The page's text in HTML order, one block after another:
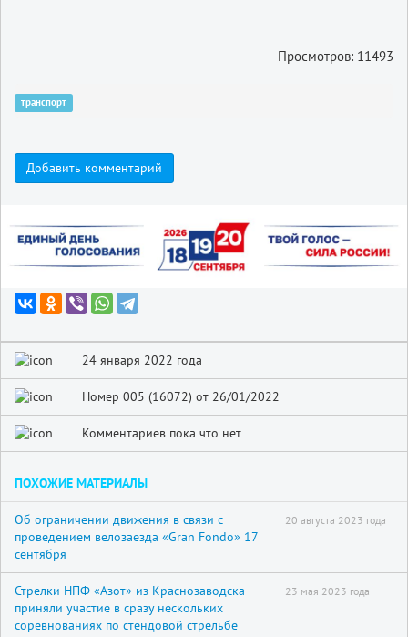
Просмотров: 11493
транспорт
Добавить комментарий
24 января 2022 года
Номер 005 (16072) от 26/01/2022
Комментариев пока что нет
ПОХОЖИЕ МАТЕРИАЛЫ
Об ограничении движения в связи с
проведением велозаезда «Gran Fondo» 17
сентября
20 августа 2023 года
Стрелки НПФ «Азот» из Краснозаводска
приняли участие в сразу нескольких
соревнованиях по стендовой стрельбе
23 мая 2023 года